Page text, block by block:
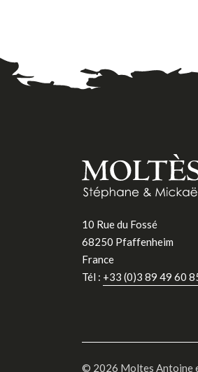
10 Rue du Fossé
68250 Pfaffenheim
France
Tél : +33 (0)3 89 49 60
© 2026 Moltes Antoine